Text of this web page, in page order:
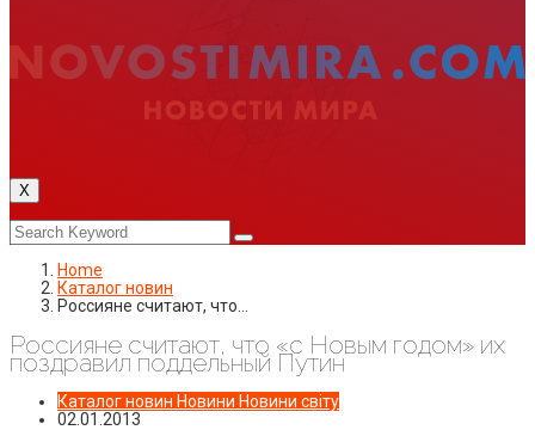
X
Home
Каталог новин
Россияне считают, что…
Россияне считают, что «с Новым годом» их
поздравил поддельный Путин
Каталог новин Новини Новини світу
02.01.2013